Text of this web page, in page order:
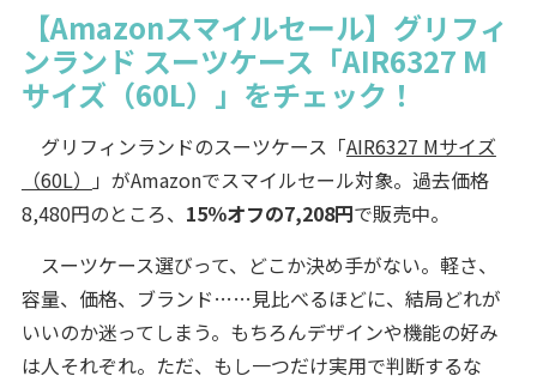
【Amazonスマイルセール】グリフィ
ンランド スーツケース「AIR6327 M
サイズ（60L）」をチェック！
グリフィンランドのスーツケース「AIR6327 Mサイズ
（60L）
」がAmazonでスマイルセール対象。過去価格
8,480円のところ、 15％オフの7,208円で販売中。
スーツケース選びって、どこか決め手がない。軽さ、
容量、価格、ブランド……見比べるほどに、結局どれが
いいのか迷ってしまう。もちろんデザインや機能の好み
は人それぞれ。ただ、もし一つだけ実用で判断するな